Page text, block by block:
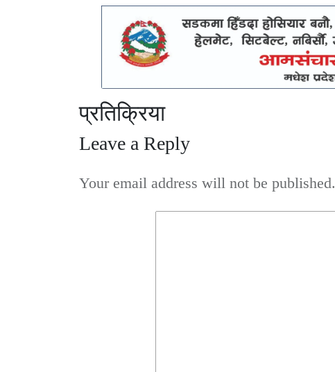
प्रतिक्रिया
Leave a Reply
Your email address will not be published.